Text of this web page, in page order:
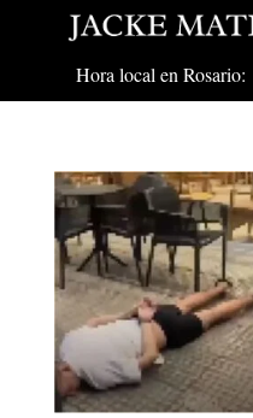
Hora local en Rosario: